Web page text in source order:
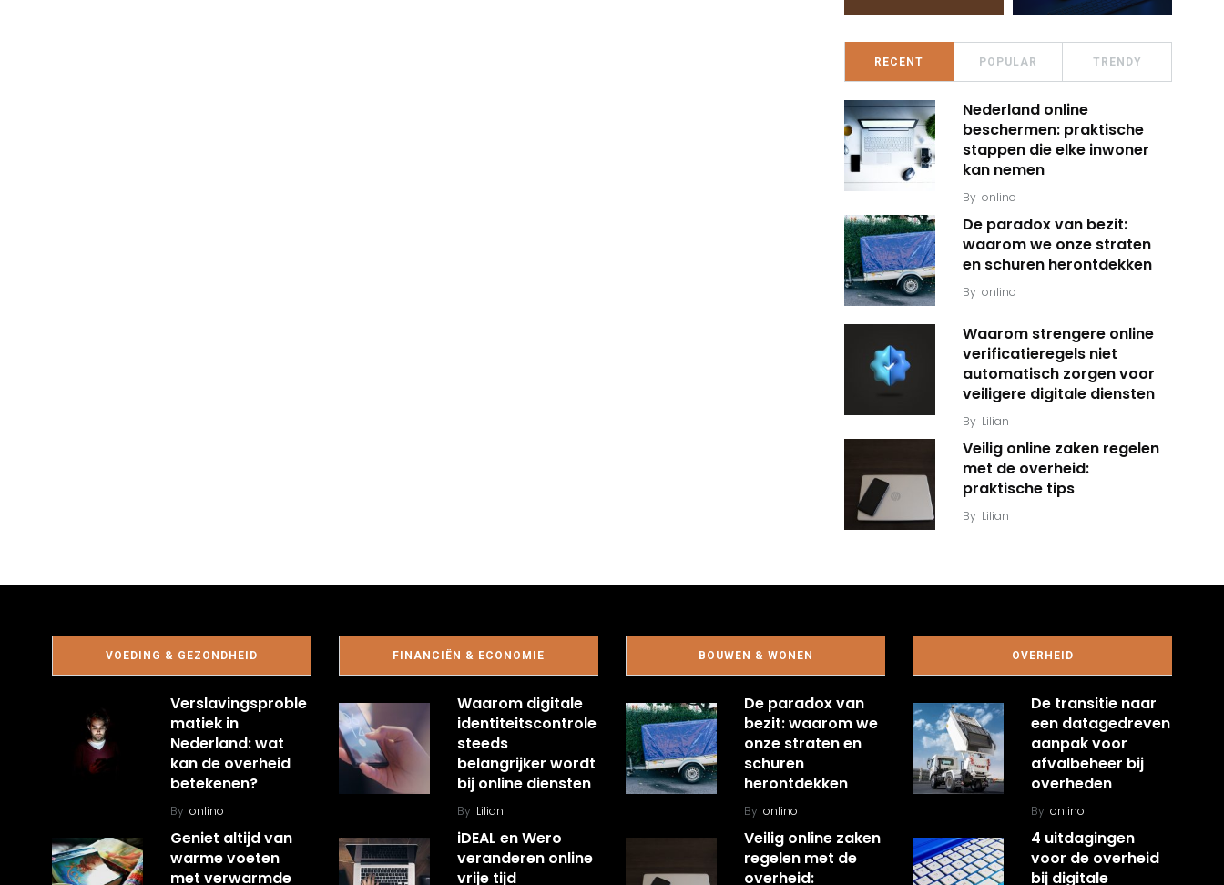
RECENT POPULAR TRENDY
Nederland online
beschermen: praktische
stappen die elke inwoner
kan nemen
By onlino
De paradox van bezit:
waarom we onze straten
en schuren herontdekken
By onlino
Waarom strengere online
verificatieregels niet
automatisch zorgen voor
veiligere digitale diensten
By Lilian
Veilig online zaken regelen
met de overheid:
praktische tips
By Lilian
VOEDING & GEZONDHEID
Verslavingsproble
matiek in
Nederland: wat
kan de overheid
betekenen?
By onlino
Geniet altijd van
warme voeten
met verwarmde
FINANCIËN & ECONOMIE
Waarom digitale
identiteitscontrole
steeds
belangrijker wordt
bij online diensten
By Lilian
iDEAL en Wero
veranderen online
vrije tijd
BOUWEN & WONEN
De paradox van
bezit: waarom we
onze straten en
schuren
herontdekken
By onlino
Veilig online zaken
regelen met de
overheid:
OVERHEID
De transitie naar
een datagedreven
aanpak voor
afvalbeheer bij
overheden
By onlino
4 uitdagingen
voor de overheid
bij digitale